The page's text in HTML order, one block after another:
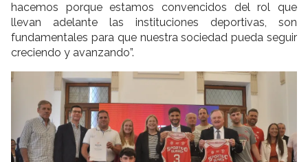
hacemos porque estamos convencidos del rol que
llevan adelante las instituciones deportivas, son
fundamentales para que nuestra sociedad pueda seguir
creciendo y avanzando”.